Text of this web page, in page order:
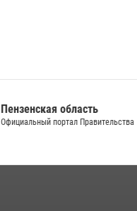
Пензенская область
Официальный портал Правительства